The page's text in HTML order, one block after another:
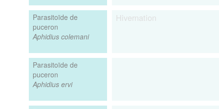
Parasitoïde de
puceron
Aphidius colemani
Parasitoïde de
puceron
Aphidius ervi
Hivernation